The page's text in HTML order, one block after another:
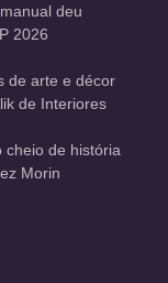
deu
2026
de arte e décor
de Interiores
cheio de história
Morin